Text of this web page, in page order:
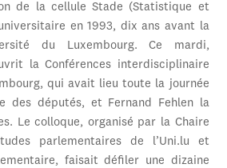
de la cellule Stade (Statistique et
en 1993, dix ans avant la
du Luxembourg. Ce mardi,
la Conférences interdisciplinaire
qui avait lieu toute la journée
des députés, et Fernand Fehlen la
Le colloque, organisé par la Chaire
parlementaires de l’Uni.lu et
faisait défiler une dizaine